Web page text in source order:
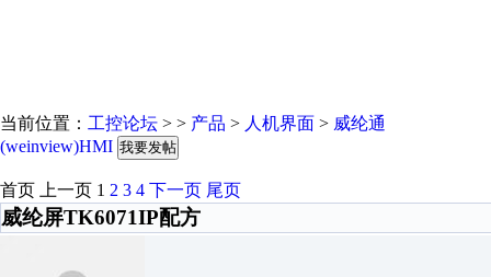
当前位置： 工控论坛 > > 产品 > 人机界面 > 威纶通
(weinview)HMI 我要发帖
首页 上一页 1 2 3 4 下一页 尾页
威纶屏TK6071IP配方